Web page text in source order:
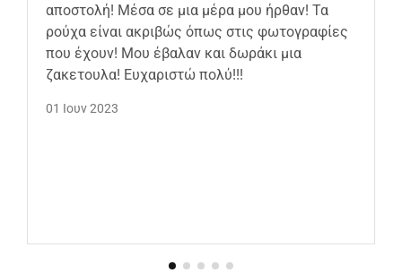
αποστολή! Μέσα σε μια μέρα μου ήρθαν! Τα
ρούχα είναι ακριβώς όπως στις φωτογραφίες
που έχουν! Μου έβαλαν και δωράκι μια
ζακετουλα! Ευχαριστώ πολύ!!!
01 Ιουν 2023